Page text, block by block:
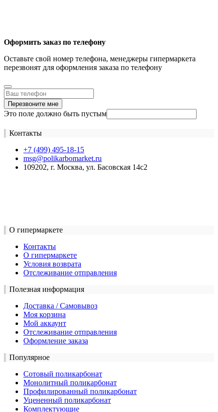
Оформить заказ по телефону
Оставьте свой номер телефона, менеджеры гипермаркета
перезвонят для оформления заказа по телефону
Перезвоните мне
Это поле должно быть пустым
Контакты
+7 (499) 495-18-15
msg@polikarbomarket.ru
109202, г. Москва, ул. Басовская 14с2
О гипермаркете
Контакты
О гипермаркете
Условия возврата
Отслеживание отправления
Полезная информация
Доставка / Самовывоз
Моя корзина
Мой аккаунт
Отслеживание отправления
Оформление заказа
Популярное
Сотовый поликарбонат
Монолитный поликарбонат
Профилированный поликарбонат
Уцененный поликарбонат
Комплектующие